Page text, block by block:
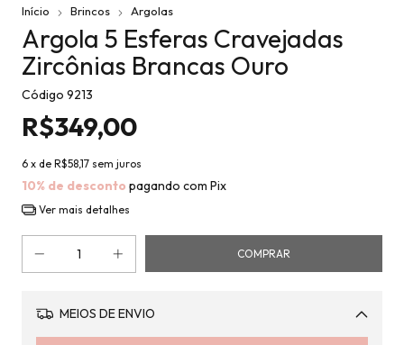
Início Brincos Argolas
Argola 5 Esferas Cravejadas
Zircônias Brancas Ouro
Código 9213
R$349,00
6 x de R$58,17 sem juros
10% de desconto pagando com Pix
Ver mais detalhes
MEIOS DE ENVIO